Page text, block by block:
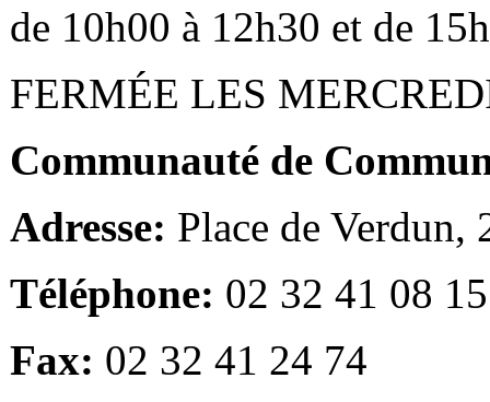
de 10h00 à 12h30 et de
FERMÉE LES
Communauté de
Adresse: Place de Verdun,
Téléphone: 02 32 41 08 15
Fax: 02 32 41 24 74